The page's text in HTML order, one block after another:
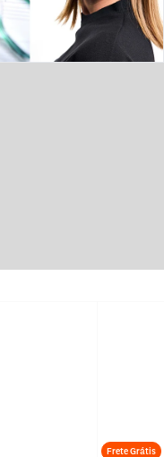
Frete Grátis